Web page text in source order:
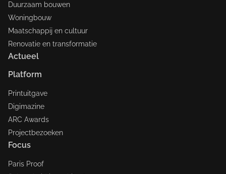
Duurzaam bouwen
Woningbouw
Maatschappij en cultuur
Renovatie en transformatie
Actueel
Platform
Printuitgave
Digimazine
ARC Awards
Projectbezoeken
Focus
Paris Proof